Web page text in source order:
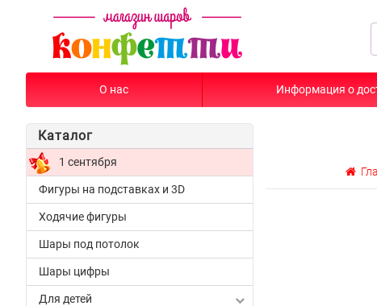
О нас Информация о
Каталог
1 сентября
Фигуры на подставках и 3D
Ходячие фигуры
Шары под потолок
Шары цифры
Для детей